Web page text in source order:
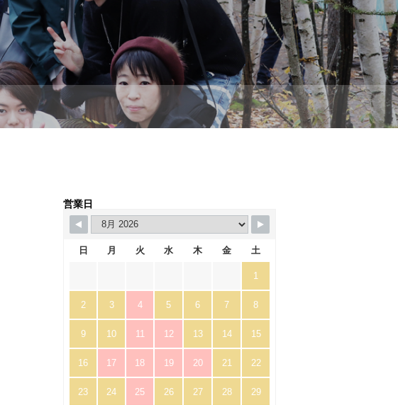
営業日
日 月 火 水 木 金 土
1
2 3 4 5 6 7 8
9 10 11 12 13 14 15
16 17 18 19 20 21 22
23 24 25 26 27 28 29